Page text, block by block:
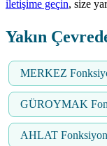
iletişime geçin, size
Yakın
MERKEZ
GÜROYMAK
AHLAT